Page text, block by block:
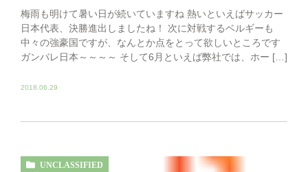
梅雨も明けて暑い日が続いていますね 熱いといえばサッカー
日本代表、決勝進出しましたね！ 次に対戦するベルギーも
中々の強豪国ですが、なんとか点をとって欲しいところです
ガンバレ日本～～～～ そして6月といえば弊社では、ホー […]
2018.06.29
UNCLASSIFIED